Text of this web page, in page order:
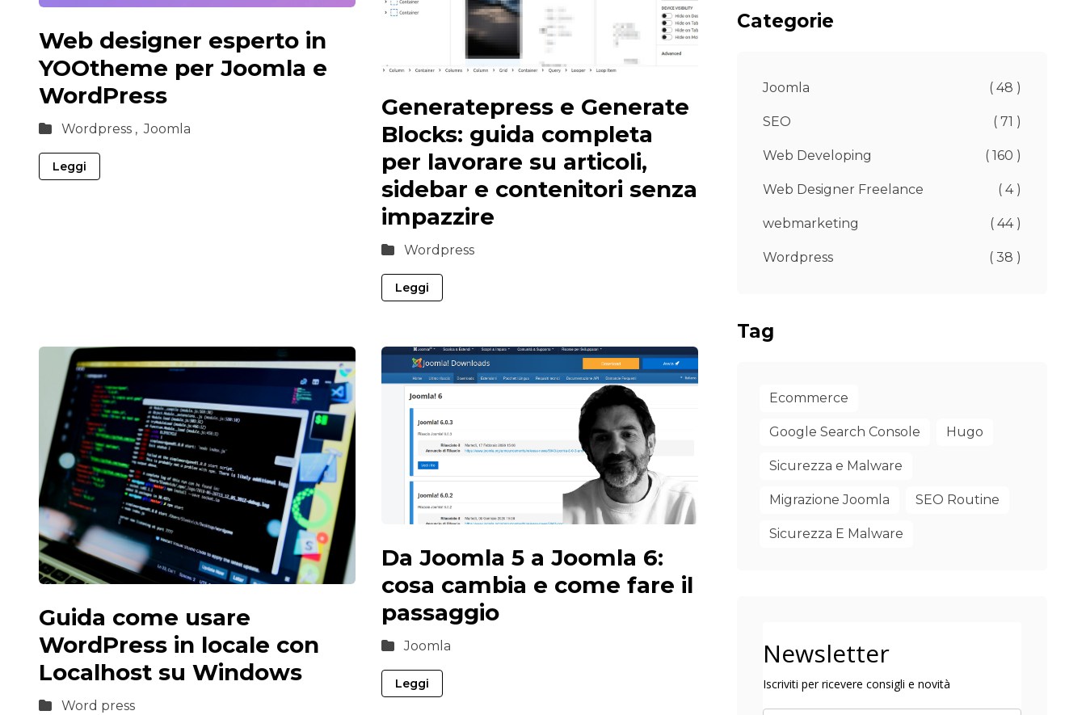
Web designer esperto in
YOOtheme per Joomla e
WordPress
Wordpress , Joomla
Leggi
Generatepress e Generate
Blocks: guida completa
per lavorare su articoli,
sidebar e contenitori senza
impazzire
Wordpress
Leggi
Guida come usare
WordPress in locale con
Localhost su Windows
Word press
Da Joomla 5 a Joomla 6:
cosa cambia e come fare il
passaggio
Joomla
Leggi
Categorie
Joomla ( 48 )
SEO ( 71 )
Web Developing ( 160 )
Web Designer Freelance ( 4 )
webmarketing ( 44 )
Wordpress ( 38 )
Tag
Ecommerce
Google Search Console Hugo
Sicurezza e Malware
Migrazione Joomla SEO Routine
Sicurezza E Malware
Newsletter
Iscriviti per ricevere consigli e novità